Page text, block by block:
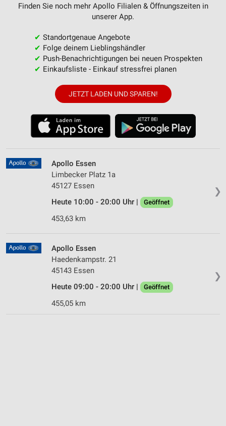
Finden Sie noch mehr Apollo Filialen & Öffnungszeiten in
unserer App.
✔ Standortgenaue Angebote
✔ Folge deinem Lieblingshändler
✔ Push-Benachrichtigungen bei neuen Prospekten
✔ Einkaufsliste - Einkauf stressfrei planen
JETZT LADEN UND SPAREN!
❯
Apollo Essen
Limbecker Platz 1a
45127 Essen
Heute 10:00 - 20:00 Uhr |
Geöffnet
453,63 km
❯
Apollo Essen
Haedenkampstr. 21
45143 Essen
Heute 09:00 - 20:00 Uhr |
Geöffnet
455,05 km